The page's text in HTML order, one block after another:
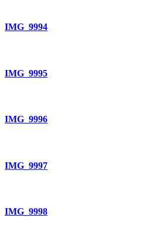
IMG_9994
IMG_9995
IMG_9996
IMG_9997
IMG_9998